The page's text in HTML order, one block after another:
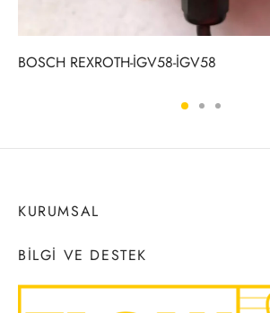
BOSCH REXROTH-İGV58-İGV58
KURUMSAL
BILGI VE DESTEK